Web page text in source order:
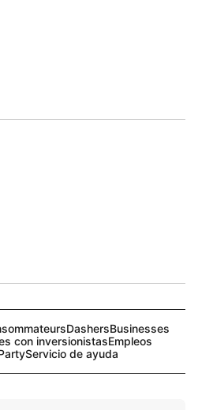
DashersBusinesses
con inversionistasEmpleos
Servicio de ayuda